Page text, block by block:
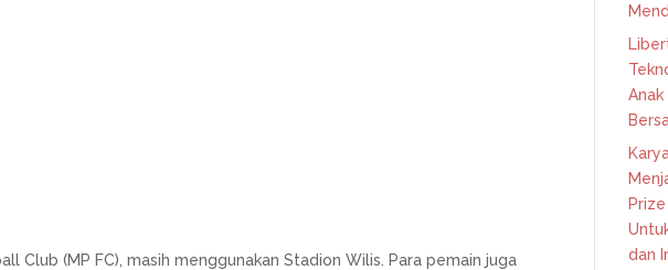
Club (MP FC), masih menggunakan Stadion Wilis. Para pemain juga
dan